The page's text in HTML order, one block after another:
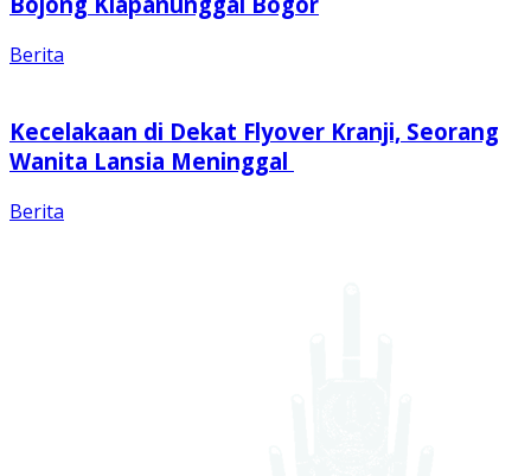
Berita
Kecelakaan di Dekat Flyover Kranji, Seorang
Wanita Lansia Meninggal
Berita